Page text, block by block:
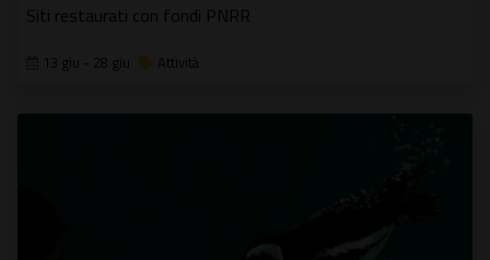
Siti restaurati con fondi PNRR
13 giu - 28 giu Attività